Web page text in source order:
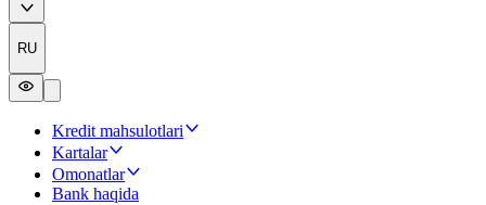
RU
Kredit mahsulotlari
Kartalar
Omonatlar
Bank haqida